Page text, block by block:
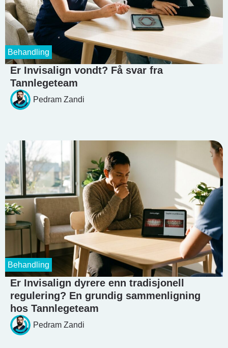
Er Invisalign vondt? Få svar fra
Tannlegeteam
Pedram Zandi
Behandling
Er Invisalign dyrere enn tradisjonell
regulering? En grundig sammenligning
hos Tannlegeteam
Pedram Zandi
Behandling